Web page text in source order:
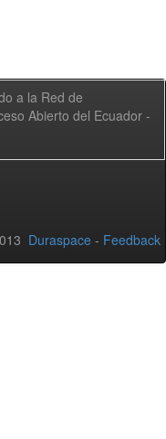
a la Red de
Abierto del Ecuador -
Duraspace - Feedback